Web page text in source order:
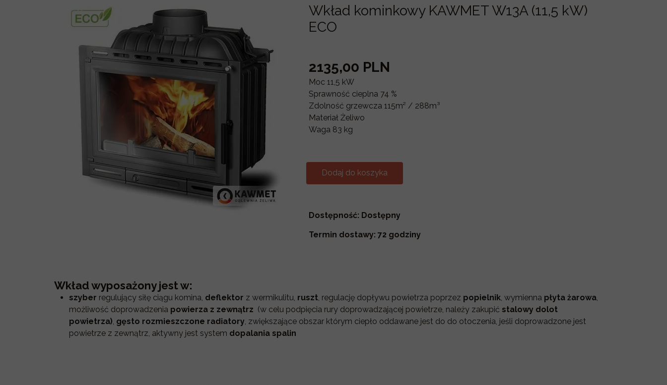
Dostępność: Dostępny
Termin dostawy: 72 godziny
Dodaj do koszyka
Moc 11,5 kW
Sprawność cieplna 74 %
Zdolność grzewcza 115m² / 288m³
Materiał Żeliwo
Waga 83 kg
2135,00 PLN
Wkład kominkowy KAWMET W13A (11,5 kW)
ECO
Wkład wyposażony jest w:
szyber regulujący siłę ciągu komina, deflektor z wermikulitu, ruszt, regulację dopływu powietrza poprzez popielnik, wymienna płyta żarowa,
możliwość doprowadzenia powierza z zewnątrz (w celu podpięcia rury doprowadzającej powietrze, należy zakupić stalowy dolot
powietrza), gęsto rozmieszczone radiatory, zwiększające obszar którym ciepło oddawane jest do do otoczenia, jeśli doprowadzone jest
powietrze z zewnątrz, aktywny jest system dopalania spalin